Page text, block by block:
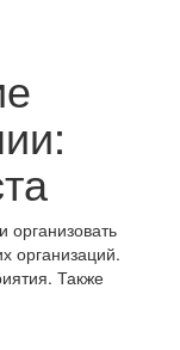
организаций.
Также